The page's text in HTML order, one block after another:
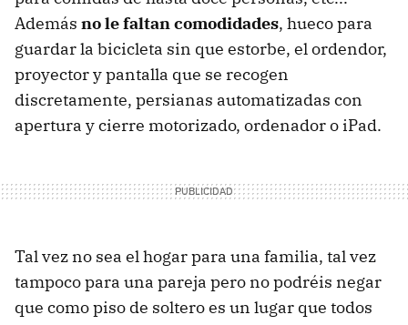
Además no le faltan comodidades, hueco para
guardar la bicicleta sin que estorbe, el ordendor,
proyector y pantalla que se recogen
discretamente, persianas automatizadas con
apertura y cierre motorizado, ordenador o iPad.
Tal vez no sea el hogar para una familia, tal vez
tampoco para una pareja pero no podréis negar
que como piso de soltero es un lugar que todos